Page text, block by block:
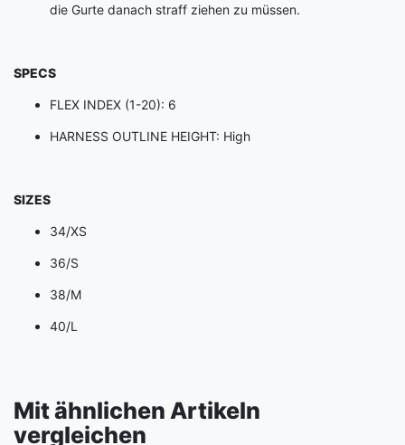
die Gurte danach straff ziehen zu müssen.
SPECS
FLEX INDEX (1-20): 6
HARNESS OUTLINE HEIGHT: High
SIZES
34/XS
36/S
38/M
40/L
Mit ähnlichen Artikeln
vergleichen